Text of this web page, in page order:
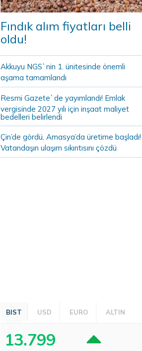
Fındık alım fiyatları belli
oldu!
Akkuyu NGS`nin 1. ünitesinde önemli
aşama tamamlandı
Resmi Gazete`de yayımlandı! Emlak
vergisinde 2027 yılı için inşaat maliyet
bedelleri belirlendi
Çin’de gördü, Amasya’da üretime başladı!
Vatandaşın ulaşım sıkıntısını çözdü
BIST USD EURO ALTIN
13.799